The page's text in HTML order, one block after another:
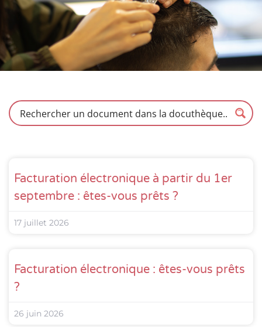
Facturation électronique à partir du 1er
septembre : êtes-vous prêts ?
17 juillet 2026
Facturation électronique : êtes-vous prêts
?
26 juin 2026